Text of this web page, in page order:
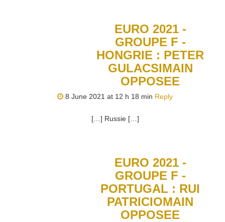
EURO 2021 -
GROUPE F -
HONGRIE : PETER
GULACSIMAIN
OPPOSEE
8 June 2021 at 12 h 18 min Reply
[…] Russie […]
EURO 2021 -
GROUPE F -
PORTUGAL : RUI
PATRICIOMAIN
OPPOSEE